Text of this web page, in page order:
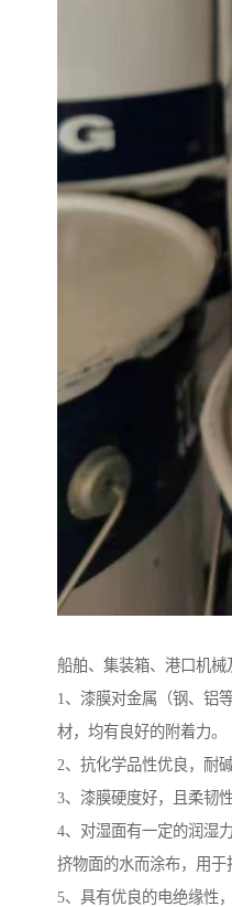
船舶、集装箱、港口机械
1、漆膜对金属（钢、铝
材，均有良好的附着力。
2、抗化学品性优良，耐
3、漆膜硬度好，且柔韧
4、对湿面有一定的润湿
挤物面的水而涂布，用于
5、具有优良的电绝缘性